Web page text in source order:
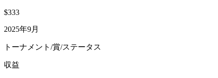
$333
2025年9月
トーナメント/賞/ステータス
収益